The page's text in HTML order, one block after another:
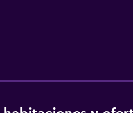
acondicionado, botella
de techo. Estos